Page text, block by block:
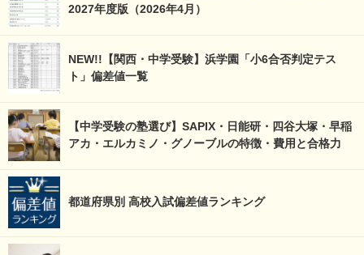
2027年度版（2026年4月）
NEW!!【関西・中学受験】浜学園「小6合否判定テス
ト」偏差値一覧
【中学受験の塾選び】SAPIX・日能研・四谷大塚・早稲
アカ・エルカミノ・グノーブルの特徴・費用と合格力
都道府県別 高校入試偏差値ランキング